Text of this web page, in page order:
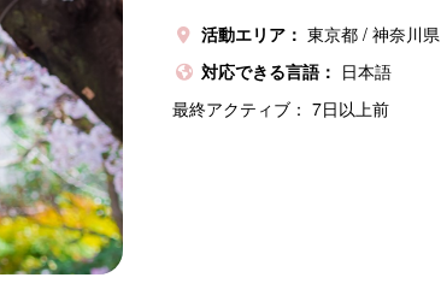
活動エリア： 東京都 神奈川県
対応できる言語： 日本語
最終アクティブ： 7日以上前